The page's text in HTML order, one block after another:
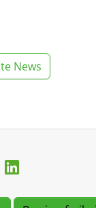
News